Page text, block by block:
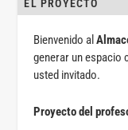
EL PROYECTO
Bienvenido al
generar un espacio
usted invitado.
Proyecto del